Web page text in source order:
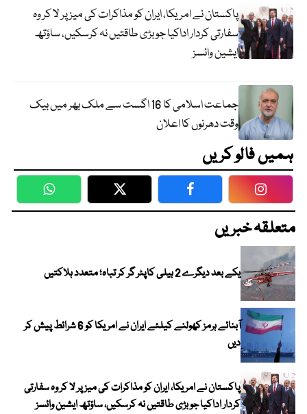
پاکستان نے امریکا، ایران کو مذاکرات کی میز پر لا کر وہ
سفارتی کردار اداکیا جو بڑی طاقتیں نہ کرسکیں، ساؤتھ
ایشین وائسز
جماعت اسلامی کا 16 اگست سے ملک بھر میں بیک
وقت دھرنوں کا اعلان
ہمیں فالو کریں
WhatsApp Twitter Facebook
متعلقہ خبریں
یکے بعد دیگرے 2 ہیلی کاپٹر گر کر تباہ؛ متعدد ہلاکتیں
آبنائے ہرمز کھولنے کیلئے ایران نے امریکا کو 6 شرائط پیش کر
دیں
پاکستان نے امریکا، ایران کو مذاکرات کی میز پر لا کر وہ سفارتی
کردار اداکیا جو بڑی طاقتیں نہ کرسکیں، ساؤتھ ایشین وائسز